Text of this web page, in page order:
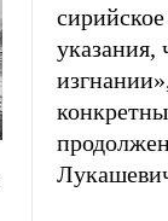
указания,